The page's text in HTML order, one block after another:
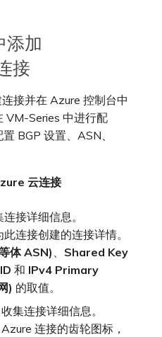
添加
接
接并在 Azure 控制台中
VM-Series 中进行配
BGP 设置、ASN、
云连接
接详细信息。
连接创建的连接详情。
体 ASN)
Shared Key
和 IPv4 Primary
) 的取值。
集连接详细信息。
连接的齿轮图标，